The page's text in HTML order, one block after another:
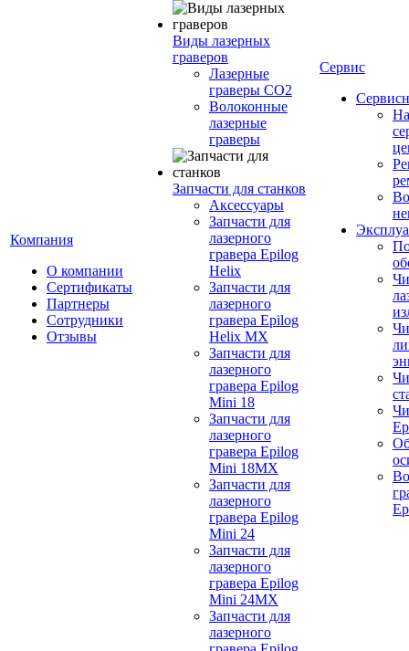
Компания
О компании
Сертификаты
Партнеры
Сотрудники
Отзывы
Виды лазерных
граверов
Лазерные
граверы СО2
Волоконные
лазерные
граверы
Запчасти для станков
Аксессуары
Запчасти для
лазерного
гравера Epilog
Helix
Запчасти для
лазерного
гравера Epilog
Helix MX
Запчасти для
лазерного
гравера Epilog
Mini 18
Запчасти для
лазерного
гравера Epilog
Mini 18MX
Запчасти для
лазерного
гравера Epilog
Mini 24
Запчасти для
лазерного
гравера Epilog
Mini 24MX
Запчасти для
лазерного
Сервис